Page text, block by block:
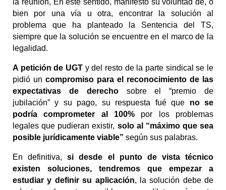
la reunión, En este sentido, manifestó su voluntad de, o
bien por una vía u otra, encontrar la solución al
problema que ha planteado la Sentencia del TS,
siempre que la solución se encuentre en el marco de la
legalidad.
A petición de UGT y del resto de la parte sindical se le
pidió un compromiso para el reconocimiento de las
expectativas de derecho sobre el “premio de
jubilación” y su pago, su respuesta fué que no se
podría comprometer al 100% por los problemas
legales que pudieran existir, solo al “máximo que sea
posible jurídicamente viable” según sus palabras.
En definitiva, si desde el punto de vista técnico
existen soluciones, tendremos que empezar a
estudiar y definir su aplicación, la solución debe de